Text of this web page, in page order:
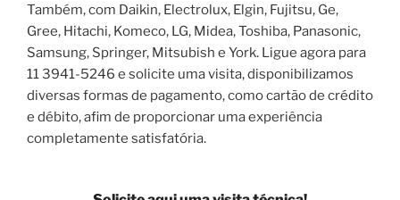
Também, com Daikin, Electrolux, Elgin, Fujitsu, Ge,
Gree, Hitachi, Komeco, LG, Midea, Toshiba, Panasonic,
Samsung, Springer, Mitsubish e York. Ligue agora para
11 3941-5246 e solicite uma visita, disponibilizamos
diversas formas de pagamento, como cartão de crédito
e débito, afim de proporcionar uma experiência
completamente satisfatória.